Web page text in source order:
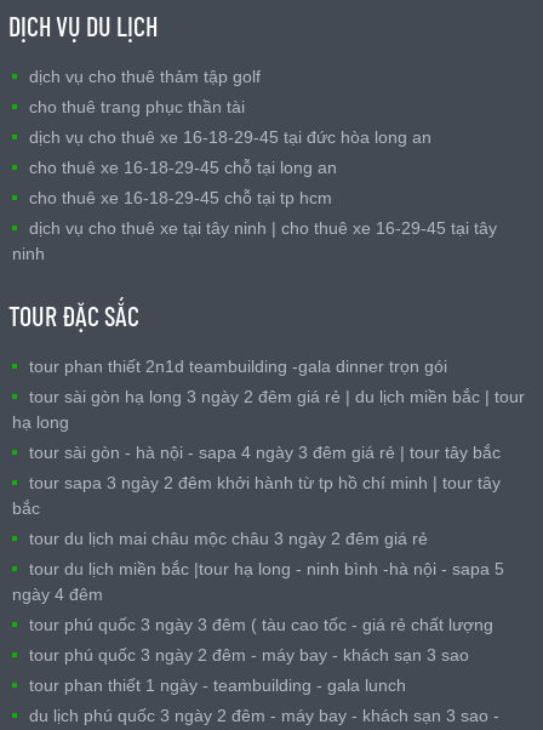
DỊCH VỤ DU LỊCH
dịch vụ cho thuê thảm tập golf
cho thuê trang phục thần tài
dịch vụ cho thuê xe 16-18-29-45 tại đức hòa long an
cho thuê xe 16-18-29-45 chỗ tại long an
cho thuê xe 16-18-29-45 chỗ tại tp hcm
dịch vụ cho thuê xe tại tây ninh | cho thuê xe 16-29-45 tại tây
ninh
TOUR ĐẶC SẮC
tour phan thiết 2n1d teambuilding -gala dinner trọn gói
tour sài gòn hạ long 3 ngày 2 đêm giá rẻ | du lịch miền bắc | tour
hạ long
tour sài gòn - hà nội - sapa 4 ngày 3 đêm giá rẻ | tour tây bắc
tour sapa 3 ngày 2 đêm khởi hành từ tp hồ chí minh | tour tây
bắc
tour du lịch mai châu mộc châu 3 ngày 2 đêm giá rẻ
tour du lịch miền bắc |tour hạ long - ninh bình -hà nội - sapa 5
ngày 4 đêm
tour phú quốc 3 ngày 3 đêm ( tàu cao tốc - giá rẻ chất lượng
tour phú quốc 3 ngày 2 đêm - máy bay - khách sạn 3 sao
tour phan thiết 1 ngày - teambuilding - gala lunch
du lịch phú quốc 3 ngày 2 đêm - máy bay - khách sạn 3 sao -